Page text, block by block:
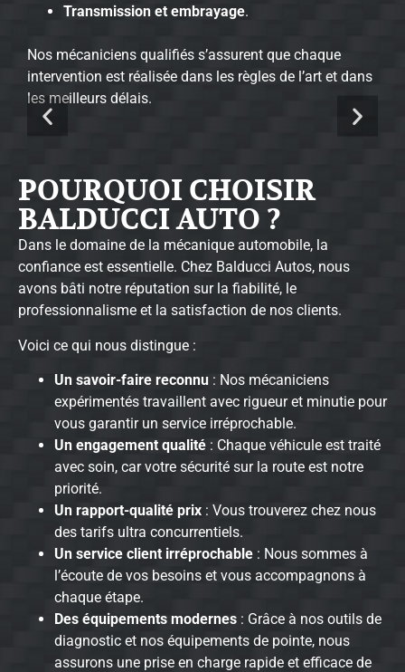
Transmission et embrayage.
Nos mécaniciens qualifiés s’assurent que chaque
intervention est réalisée dans les règles de l’art et dans
les meilleurs délais.
POURQUOI CHOISIR
BALDUCCI AUTO ?
Dans le domaine de la mécanique automobile, la
confiance est essentielle. Chez Balducci Autos, nous
avons bâti notre réputation sur la fiabilité, le
professionnalisme et la satisfaction de nos clients.
Voici ce qui nous distingue :
Un savoir-faire reconnu : Nos mécaniciens
expérimentés travaillent avec rigueur et minutie pour
vous garantir un service irréprochable.
Un engagement qualité : Chaque véhicule est traité
avec soin, car votre sécurité sur la route est notre
priorité.
Un rapport-qualité prix : Vous trouverez chez nous
des tarifs ultra concurrentiels.
Un service client irréprochable : Nous sommes à
l’écoute de vos besoins et vous accompagnons à
chaque étape.
Des équipements modernes : Grâce à nos outils de
diagnostic et nos équipements de pointe, nous
assurons une prise en charge rapide et efficace de